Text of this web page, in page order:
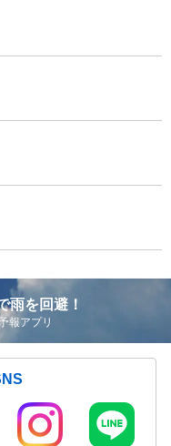
雨を回避！
報アプリ